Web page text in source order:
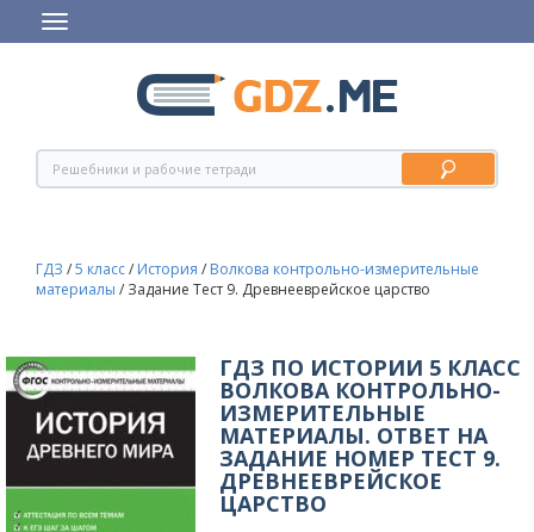
ГДЗ /5 класс/ История / Волкова контрольно-измерительные
материалы / Задание Тест 9. Древнееврейское царство
ГДЗ ПО ИСТОРИИ 5 КЛАСС
ВОЛКОВА КОНТРОЛЬНО-
ИЗМЕРИТЕЛЬНЫЕ
МАТЕРИАЛЫ. ОТВЕТ НА
ЗАДАНИЕ НОМЕР ТЕСТ 9.
ДРЕВНЕЕВРЕЙСКОЕ
ЦАРСТВО